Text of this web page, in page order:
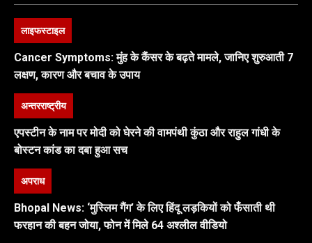
लाइफस्टाइल
Cancer Symptoms: मुंह के कैंसर के बढ़ते मामले, जानिए शुरुआती 7
लक्षण, कारण और बचाव के उपाय
अन्तरराष्ट्रीय
एपस्टीन के नाम पर मोदी को घेरने की वामपंथी कुंठा और राहुल गांधी के
बोस्टन कांड का दबा हुआ सच
अपराध
Bhopal News: ‘मुस्लिम गैंग’ के लिए हिंदू लड़कियों को फँसाती थी
फरहान की बहन जोया, फोन में मिले 64 अश्लील वीडियो